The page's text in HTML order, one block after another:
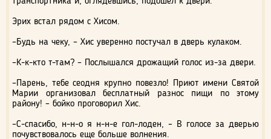
Эрих встал рядом с Хисом.
–Будь на чеку, – Хис уверенно постучал в дверь кулаком.
–К-к-кто т-там? – Послышался дрожащий голос из-за двери.
–Парень, тебе сеодня крупно повезло! Приют имени Святой
Марии организовал бесплатный разнос пищи по этому
району! – бойко проговорил Хис.
–С-спасибо, н-н-о я н-н-е гол-лоден, – В голосе за дверью
почувствовалось еще больше волнения.